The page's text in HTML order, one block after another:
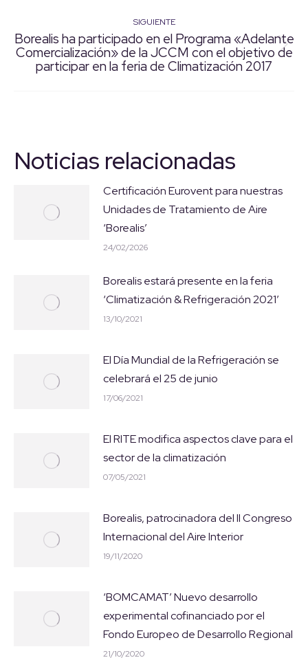
publicaciones
SIGUIENTE
Publicación
siguiente:
Borealis ha participado en el Programa «Adelante
Comercialización» de la JCCM con el objetivo de
participar en la feria de Climatización 2017
Noticias relacionadas
Certificación Eurovent para nuestras
Unidades de Tratamiento de Aire
‘Borealis’
24/02/2026
Borealis estará presente en la feria
‘Climatización & Refrigeración 2021’
13/10/2021
El Día Mundial de la Refrigeración se
celebrará el 25 de junio
17/06/2021
El RITE modifica aspectos clave para el
sector de la climatización
07/05/2021
Borealis, patrocinadora del II Congreso
Internacional del Aire Interior
19/11/2020
‘BOMCAMAT’ Nuevo desarrollo
experimental cofinanciado por el
Fondo Europeo de Desarrollo Regional
21/10/2020